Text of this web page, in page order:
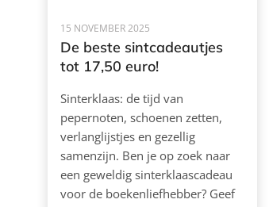
15 NOVEMBER 2025
De beste sintcadeautjes
tot 17,50 euro!
Sinterklaas: de tijd van
pepernoten, schoenen zetten,
verlanglijstjes en gezellig
samenzijn. Ben je op zoek naar
een geweldig sinterklaascadeau
voor de boekenliefhebber? Geef